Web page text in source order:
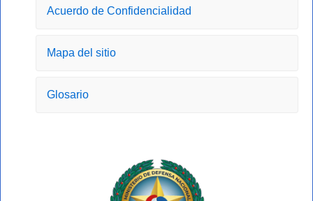
Acuerdo de Confidencialidad
Mapa del sitio
Glosario